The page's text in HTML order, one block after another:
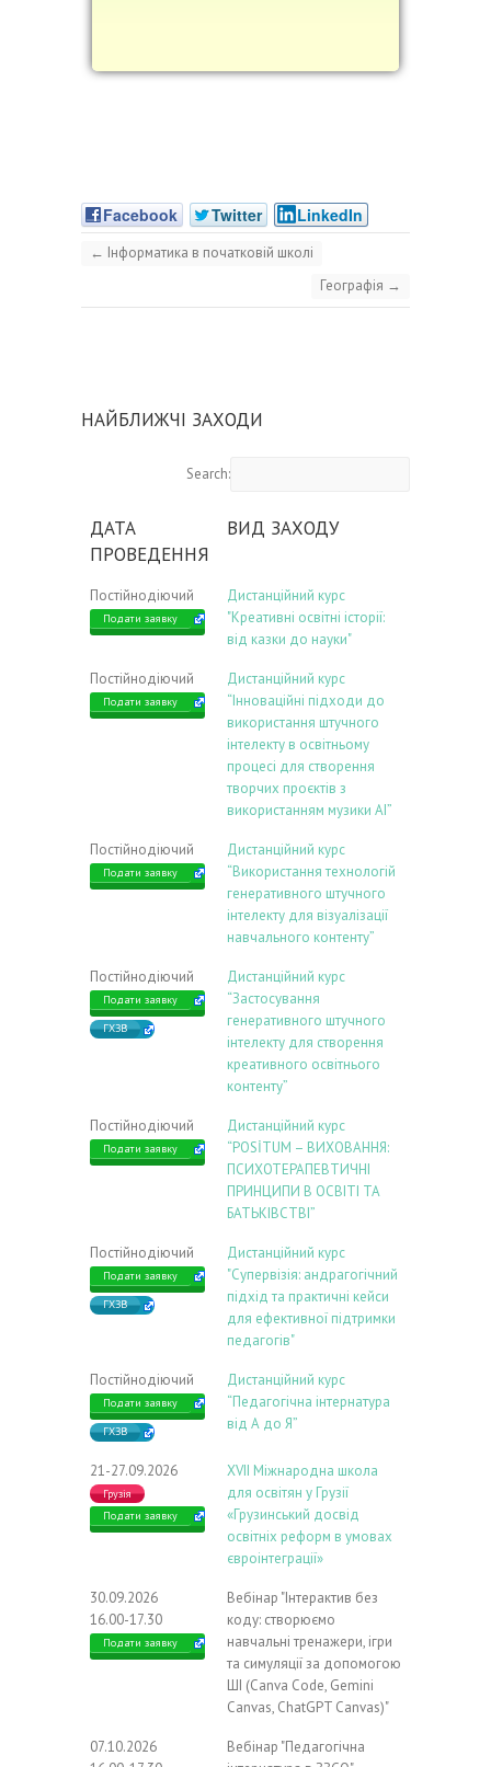
Facebook Twitter LinkedIn
← Інформатика в початковій школі
Географія →
НАЙБЛИЖЧІ ЗАХОДИ
Search:
ДАТА
ПРОВЕДЕННЯ
ВИД ЗАХОДУ
Постійнодіючий
Подати заявку
Дистанційний курс
"Креативні освітні історії:
від казки до науки"
Постійнодіючий
Подати заявку
Дистанційний курс
“Інноваційні підходи до
використання штучного
інтелекту в освітньому
процесі для створення
творчих проєктів з
використанням музики АІ”
Постійнодіючий
Подати заявку
Дистанційний курс
“Використання технологій
генеративного штучного
інтелекту для візуалізації
навчального контенту”
Постійнодіючий
Подати заявку
ГХЗВ
Дистанційний курс
“Застосування
генеративного штучного
інтелекту для створення
креативного освітнього
контенту”
Постійнодіючий
Подати заявку
Дистанційний курс
“POSİTUM – ВИХОВАННЯ:
ПСИХОТЕРАПЕВТИЧНІ
ПРИНЦИПИ В ОСВІТІ ТА
БАТЬКІВСТВІ”
Постійнодіючий
Подати заявку
ГХЗВ
Дистанційний курс
"Супервізія: андрагогічний
підхід та практичні кейси
для ефективної підтримки
педагогів"
Постійнодіючий
Подати заявку
ГХЗВ
Дистанційний курс
“Педагогічна інтернатура
від А до Я”
21-27.09.2026
Грузія
Подати заявку
ХVIІ Міжнародна школа
для освітян у Грузії
«Грузинський досвід
освітніх реформ в умовах
євроінтеграції»
30.09.2026
16.00-17.30
Подати заявку
Вебінар "Інтерактив без
коду: створюємо
навчальні тренажери, ігри
та симуляції за допомогою
ШІ (Canva Code, Gemini
Canvas, ChatGPT Canvas)"
07.10.2026
Вебінар "Педагогічна